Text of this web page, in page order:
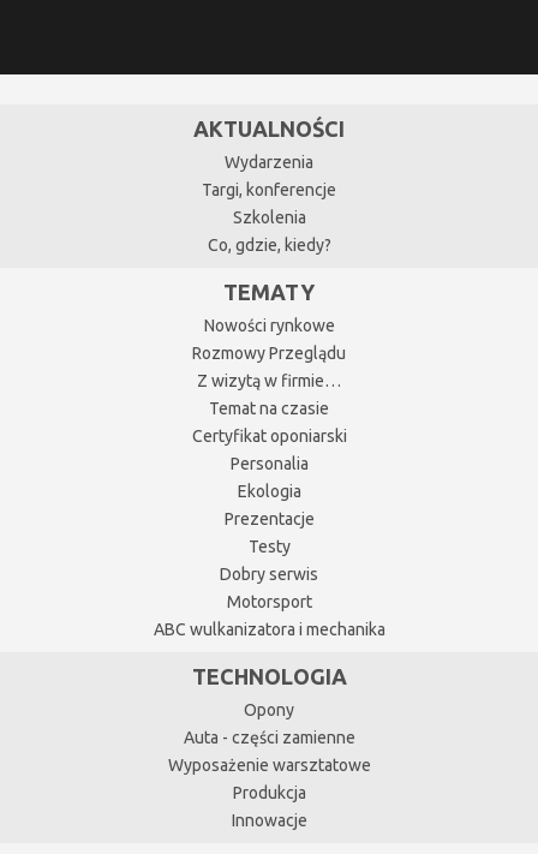
AKTUALNOŚCI
Wydarzenia
Targi, konferencje
Szkolenia
Co, gdzie, kiedy?
TEMATY
Nowości rynkowe
Rozmowy Przeglądu
Z wizytą w firmie…
Temat na czasie
Certyfikat oponiarski
Personalia
Ekologia
Prezentacje
Testy
Dobry serwis
Motorsport
ABC wulkanizatora i mechanika
TECHNOLOGIA
Opony
Auta - części zamienne
Wyposażenie warsztatowe
Produkcja
Innowacje